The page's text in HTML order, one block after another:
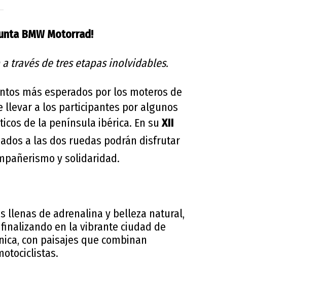
BMW Motorrad!
a través de tres etapas inolvidables.
más esperados por los moteros de
llevar a los participantes por algunos
de la península ibérica. En suXII
a las dos ruedas podrán disfrutar
y solidaridad.
llenas de adrenalina y belleza natural,
en la vibrante ciudad de
con paisajes que combinan